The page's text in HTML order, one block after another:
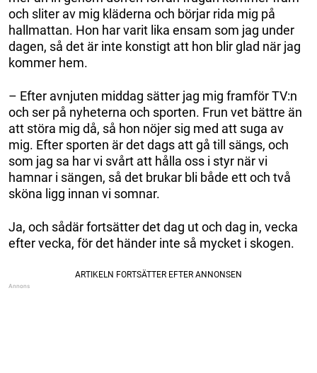
och sliter av mig kläderna och börjar rida mig på
hallmattan. Hon har varit lika ensam som jag under
dagen, så det är inte konstigt att hon blir glad när jag
kommer hem.
– Efter avnjuten middag sätter jag mig framför TV:n
och ser på nyheterna och sporten. Frun vet bättre än
att störa mig då, så hon nöjer sig med att suga av
mig. Efter sporten är det dags att gå till sängs, och
som jag sa har vi svårt att hålla oss i styr när vi
hamnar i sängen, så det brukar bli både ett och två
sköna ligg innan vi somnar.
Ja, och sådär fortsätter det dag ut och dag in, vecka
efter vecka, för det händer inte så mycket i skogen.